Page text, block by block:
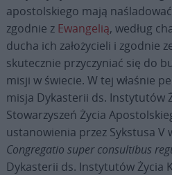
apostolskiego mają
zgodnie z Ewangelią, według
ducha ich założycieli i zgodnie
skutecznie przyczyniać się do
misji w świecie. W tej właśnie
misja Dykasterii ds. Instytutów
Stowarzyszeń Życia
ustanowienia przez Sykstusa V
Congregatio super consultibus
Dykasterii ds. Instytutów Życia